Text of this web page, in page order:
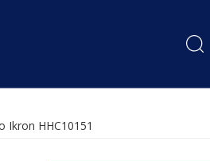
Ikron HHC10151